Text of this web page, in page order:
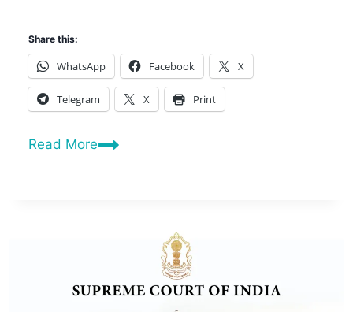
Share this:
WhatsApp Facebook X
Telegram X Print
Read More